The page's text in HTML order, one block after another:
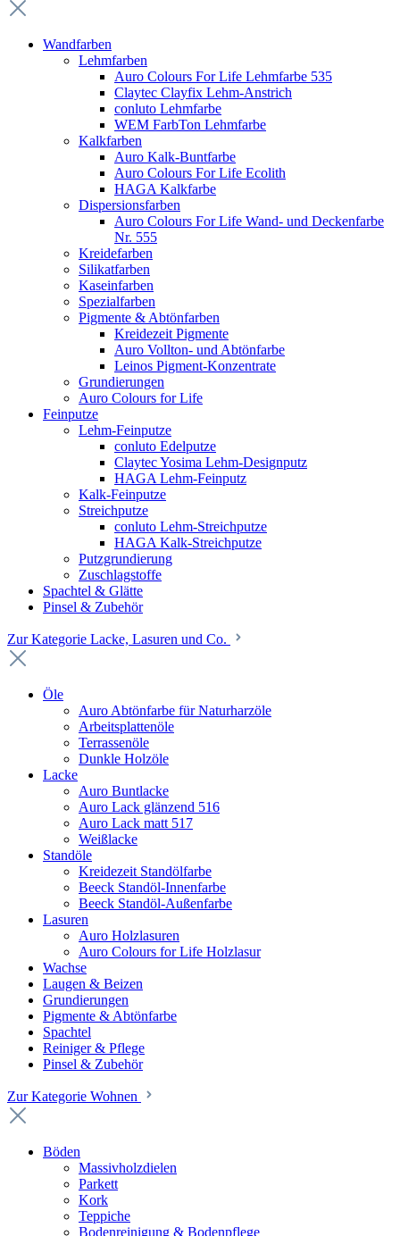
Wandfarben
Lehmfarben
Auro Colours For Life Lehmfarbe 535
Claytec Clayfix Lehm-Anstrich
conluto Lehmfarbe
WEM FarbTon Lehmfarbe
Kalkfarben
Auro Kalk-Buntfarbe
Auro Colours For Life Ecolith
HAGA Kalkfarbe
Dispersionsfarben
Auro Colours For Life Wand- und Deckenfarbe
Nr. 555
Kreidefarben
Silikatfarben
Kaseinfarben
Spezialfarben
Pigmente & Abtönfarben
Kreidezeit Pigmente
Auro Vollton- und Abtönfarbe
Leinos Pigment-Konzentrate
Grundierungen
Auro Colours for Life
Feinputze
Lehm-Feinputze
conluto Edelputze
Claytec Yosima Lehm-Designputz
HAGA Lehm-Feinputz
Kalk-Feinputze
Streichputze
conluto Lehm-Streichputze
HAGA Kalk-Streichputze
Putzgrundierung
Zuschlagstoffe
Spachtel & Glätte
Pinsel & Zubehör
Zur Kategorie Lacke, Lasuren und Co.
Öle
Auro Abtönfarbe für Naturharzöle
Arbeitsplattenöle
Terrassenöle
Dunkle Holzöle
Lacke
Auro Buntlacke
Auro Lack glänzend 516
Auro Lack matt 517
Weißlacke
Standöle
Kreidezeit Standölfarbe
Beeck Standöl-Innenfarbe
Beeck Standöl-Außenfarbe
Lasuren
Auro Holzlasuren
Auro Colours for Life Holzlasur
Wachse
Laugen & Beizen
Grundierungen
Pigmente & Abtönfarbe
Spachtel
Reiniger & Pflege
Pinsel & Zubehör
Zur Kategorie Wohnen
Böden
Massivholzdielen
Parkett
Kork
Teppiche
Bodenreinigung & Bodenpflege